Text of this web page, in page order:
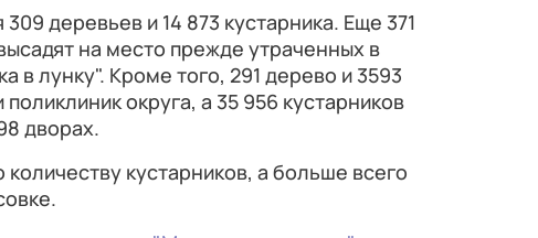
деревьев и 14 873 кустарника. Еще 371
на место прежде утраченных в
в лунку". Кроме того, 291 дерево и 3593
округа, а 35 956 кустарников
дворах.
кустарников, а больше всего